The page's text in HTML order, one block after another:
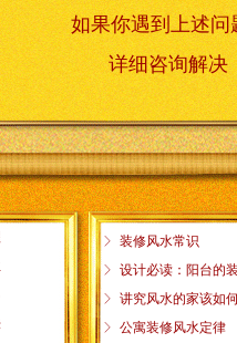
如果你遇到上述
详细咨询解
ꁕ 装修风水常识
ꁕ 设计必读：阳台的
ꁕ 讲究风水的家该如
ꁕ 公寓装修风水定律